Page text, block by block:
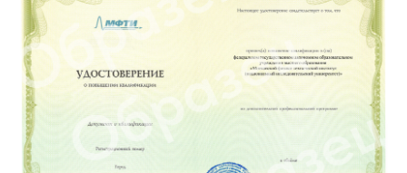
стали Нобелевскими
лауреатами по физике в
Исследование Superjob
показало, что
самые высокие зарплаты среди
молодых IT-специалистов - 230 000